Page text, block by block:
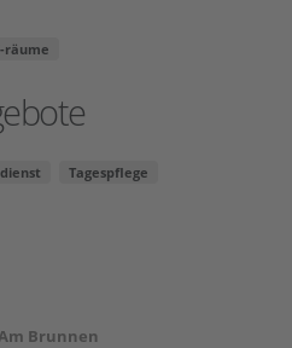
räume
Tagespflege
Brunnen